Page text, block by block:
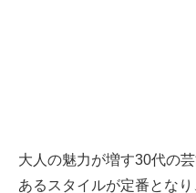
大人の魅力が増す30代の
あるスタイルが定番とな